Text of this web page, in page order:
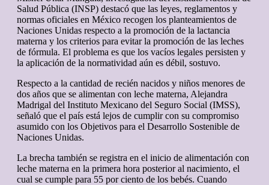
Salud Pública (INSP) destacó que las leyes, reglamentos y
normas oficiales en México recogen los planteamientos de
Naciones Unidas respecto a la promoción de la lactancia
materna y los criterios para evitar la promoción de las leches
de fórmula. El problema es que los vacíos legales persisten y
la aplicación de la normatividad aún es débil, sostuvo.
Respecto a la cantidad de recién nacidos y niños menores de
dos años que se alimentan con leche materna, Alejandra
Madrigal del Instituto Mexicano del Seguro Social (IMSS),
señaló que el país está lejos de cumplir con su compromiso
asumido con los Objetivos para el Desarrollo Sostenible de
Naciones Unidas.
La brecha también se registra en el inicio de alimentación con
leche materna en la primera hora posterior al nacimiento, el
cual se cumple para 55 por ciento de los bebés. Cuando